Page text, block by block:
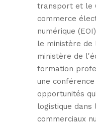
transport et le
commerce
numérique
le ministère de
ministère de
formation
une
opportunités
logistique dans
commerciaux